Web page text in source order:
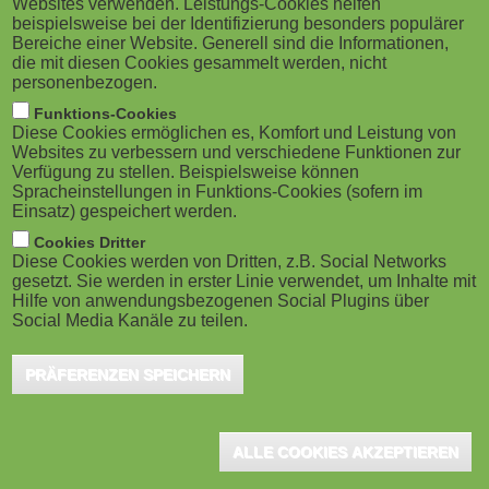
M
o
b
i
l
e
)
t
e
|
P
I
P
neun Jahre Geschäftsführerin des Hamburger Instituts für
Berufliche Bildung (HIBB). Dr. Sandra Garbade folgt auf
Prof. Dr. Friedrich Hubert Esser, der am 30. Juni 2026 in
den Ruhestand getreten ist.
WEITER
BITKOM
Weitere Regeln
des AI Acts
greifen – trotz
offener Fragen
Vorgaben des AI Acts, der
KI-FUTURE
Coursera
Millionen US-
Dollar in
LearnVector
München, August 2026 –
Coursera investiert 100
gegründete KI-Unternehmen
Websites verwenden. Leistungs-Cookies helfen
beispielsweise bei der Identifizierung besonders populärer
Bereiche einer Website. Generell sind die Informationen,
die mit diesen Cookies gesammelt werden, nicht
personenbezogen.
Funktions-Cookies
Diese Cookies ermöglichen es, Komfort und Leistung von
Websites zu verbessern und verschiedene Funktionen zur
Verfügung zu stellen. Beispielsweise können
Spracheinstellungen in Funktions-Cookies (sofern im
Einsatz) gespeichert werden.
Cookies Dritter
Diese Cookies werden von Dritten, z.B. Social Networks
gesetzt. Sie werden in erster Linie verwendet, um Inhalte mit
Hilfe von anwendungsbezogenen Social Plugins über
Social Media Kanäle zu teilen.
PRÄFERENZEN SPEICHERN
ALLE COOKIES AKZEPTIEREN